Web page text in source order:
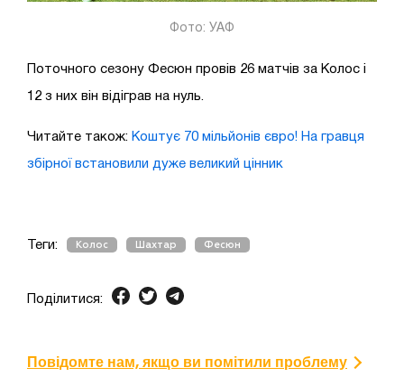
Фото: УАФ
Поточного сезону Фесюн провів 26 матчів за Колос і
12 з них він відіграв на нуль.
Читайте також: Коштує 70 мільйонів євро! На гравця
збірної встановили дуже великий цінник
Теги: Колос Шахтар Фесюн
Поділитися:
Повідомте нам, якщо ви помітили проблему